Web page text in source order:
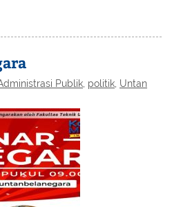
Publik, politik, Untan